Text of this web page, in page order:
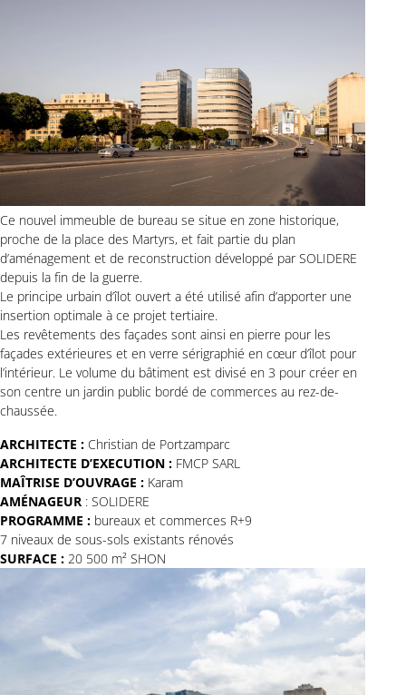
Ce nouvel immeuble de bureau se situe en zone historique,
proche de la place des Martyrs, et fait partie du plan
d’aménagement et de reconstruction développé par SOLIDERE
depuis la fin de la guerre.
Le principe urbain d’îlot ouvert a été utilisé afin d’apporter une
insertion optimale à ce projet tertiaire.
Les revêtements des façades sont ainsi en pierre pour les
façades extérieures et en verre sérigraphié en cœur d’îlot pour
l’intérieur. Le volume du bâtiment est divisé en 3 pour créer en
son centre un jardin public bordé de commerces au rez-de-
chaussée.
ARCHITECTE : Christian de Portzamparc
ARCHITECTE D’EXECUTION : FMCP SARL
MAÎTRISE D’OUVRAGE : Karam
AMÉNAGEUR : SOLIDERE
PROGRAMME : bureaux et commerces R+9
7 niveaux de sous-sols existants rénovés
SURFACE : 20 500 m² SHON